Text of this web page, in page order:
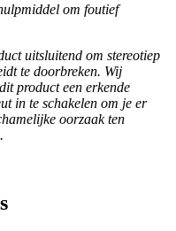
om foutief
uitsluitend om stereotiep
te doorbreken. Wij
product een erkende
in te schakelen om je er
oorzaak ten